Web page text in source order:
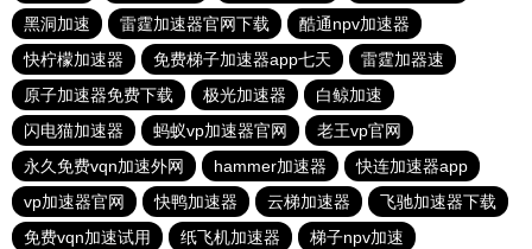
黑洞加速
雷霆加速器官网下载
酷通npv加速器
快柠檬加速器
免费梯子加速器app七天
雷霆加器速
原子加速器免费下载
极光加速器
白鲸加速
闪电猫加速器
蚂蚁vp加速器官网
老王vp官网
永久免费vqn加速外网
hammer加速器
快连加速器app
vp加速器官网
快鸭加速器 云梯加速器
飞驰加速器下载
免费vqn加速试用
纸飞机加速器
梯子npv加速